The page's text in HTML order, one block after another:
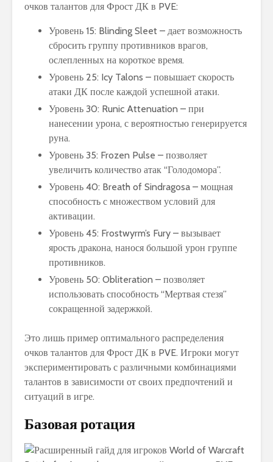
очков талантов для Фрост ДК в PVE:
Уровень 15: Blinding Sleet – дает возможность
сбросить группу противников врагов,
ослепленных на короткое время.
Уровень 25: Icy Talons – повышает скорость
атаки ДК после каждой успешной атаки.
Уровень 30: Runic Attenuation – при
нанесении урона, с вероятностью генерируется
руна.
Уровень 35: Frozen Pulse – позволяет
увеличить количество атак “Голодомора”.
Уровень 40: Breath of Sindragosa – мощная
способность с множеством условий для
активации.
Уровень 45: Frostwyrm’s Fury – вызывает
ярость дракона, нанося большой урон группе
противников.
Уровень 50: Obliteration – позволяет
использовать способность “Мертвая стезя”
сокращенной задержкой.
Это лишь пример оптимального распределения
очков талантов для Фрост ДК в PVE. Игроки могут
экспериментировать с различными комбинациями
талантов в зависимости от своих предпочтений и
ситуаций в игре.
Базовая ротация